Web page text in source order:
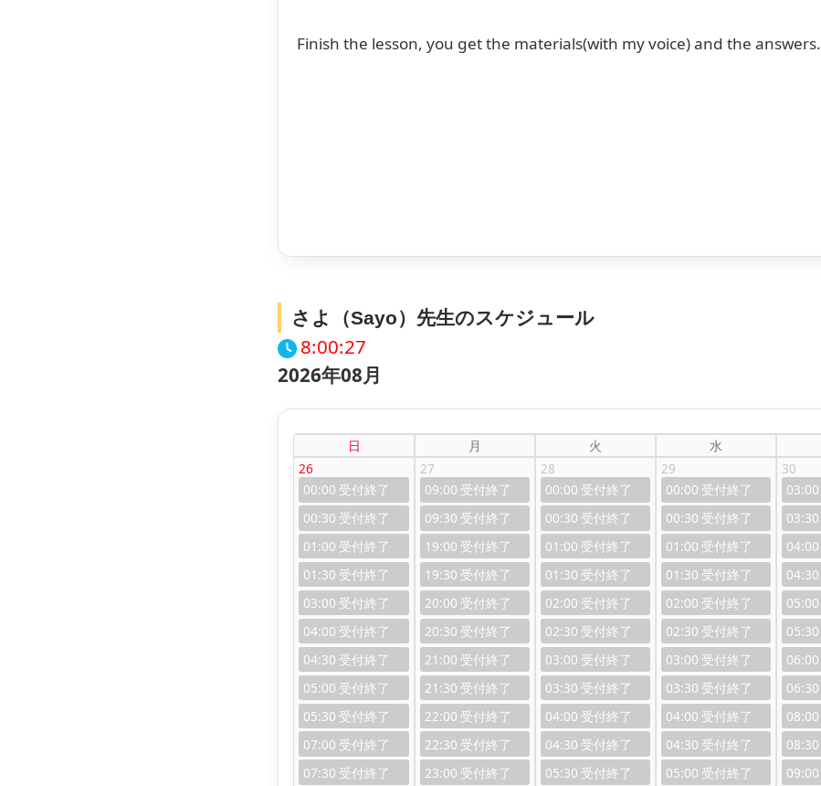
Finish the lesson, you get the materials(with my voice) and the answers.
さよ（Sayo）先生のスケジュール
8:00:28
2026年08月
日 月 火 水
26
00:00
00:30
01:00
01:30
03:00
04:00
04:30
05:00
05:30
07:00
07:30
27
09:00
09:30
19:00
19:30
20:00
20:30
21:00
21:30
22:00
22:30
23:00
28
00:00
00:30
01:00
01:30
02:00
02:30
03:00
03:30
04:00
04:30
05:30
29
00:00
00:30
01:00
01:30
02:00
02:30
03:00
03:30
04:00
04:30
05:00
30
03:00
03:30
04:00
04:30
05:00
05:30
06:00
06:30
08:00
08:30
09:00